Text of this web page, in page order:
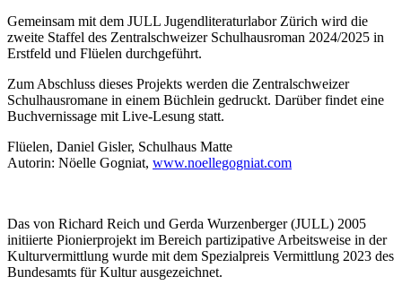
Gemeinsam mit dem JULL Jugendliteraturlabor Zürich wird die
zweite Staffel des Zentralschweizer Schulhausroman 2024/2025 in
Erstfeld und Flüelen durchgeführt.
Zum Abschluss dieses Projekts werden die Zentralschweizer
Schulhausromane in einem Büchlein gedruckt. Darüber findet eine
Buchvernissage mit Live-Lesung statt.
Flüelen, Daniel Gisler, Schulhaus Matte
Autorin: Nöelle Gogniat, www.noellegogniat.com
Das von Richard Reich und Gerda Wurzenberger (JULL) 2005
initiierte Pionierprojekt im Bereich partizipative Arbeitsweise in der
Kulturvermittlung wurde mit dem Spezialpreis Vermittlung 2023 des
Bundesamts für Kultur ausgezeichnet.